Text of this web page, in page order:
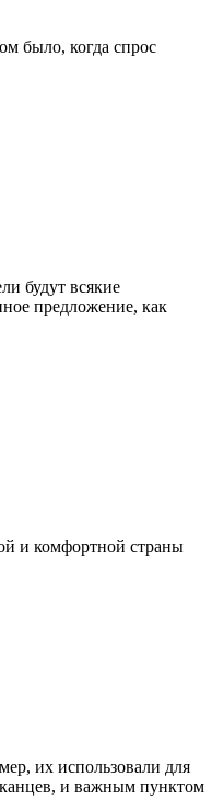
было, когда спрос
будут всякие
предложение, как
и комфортной страны
их использовали для
и важным пунктом